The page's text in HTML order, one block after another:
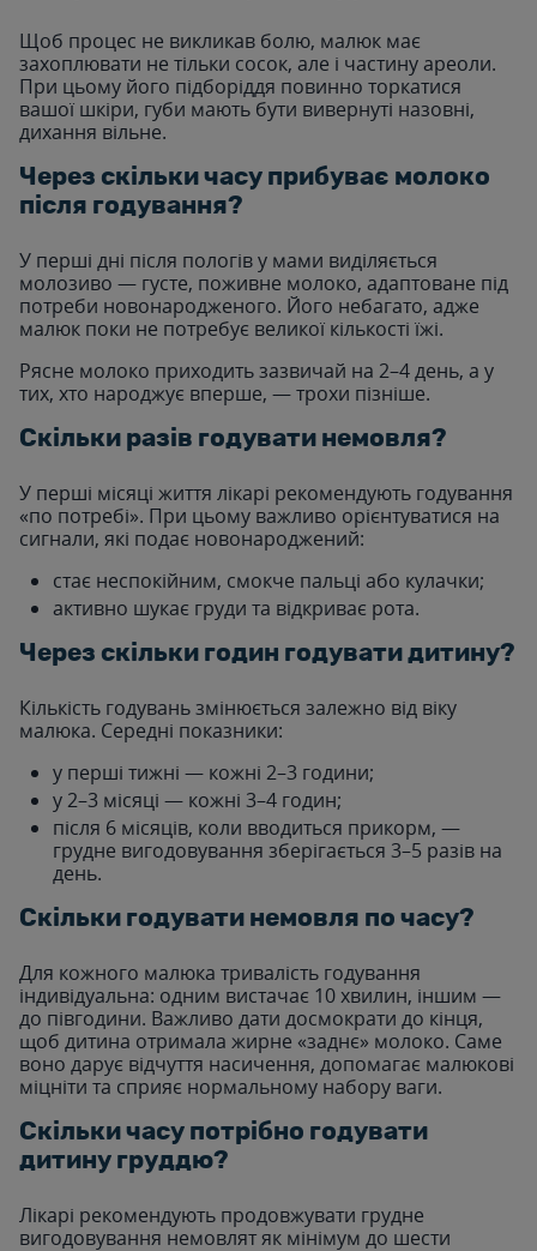
Щоб процес не викликав болю, малюк має
захоплювати не тільки сосок, але і частину ареоли.
При цьому його підборіддя повинно торкатися
вашої шкіри, губи мають бути вивернуті назовні,
дихання вільне.
Через скільки часу прибуває молоко
після годування?
У перші дні після пологів у мами виділяється
молозиво — густе, поживне молоко, адаптоване під
потреби новонародженого. Його небагато, адже
малюк поки не потребує великої кількості їжі.
Рясне молоко приходить зазвичай на 2–4 день, а у
тих, хто народжує вперше, — трохи пізніше.
Скільки разів годувати немовля?
У перші місяці життя лікарі рекомендують годування
«по потребі». При цьому важливо орієнтуватися на
сигнали, які подає новонароджений:
стає неспокійним, смокче пальці або кулачки;
активно шукає груди та відкриває рота.
Через скільки годин годувати дитину?
Кількість годувань змінюється залежно від віку
малюка. Середні показники:
у перші тижні — кожні 2–3 години;
у 2–3 місяці — кожні 3–4 годин;
після 6 місяців, коли вводиться прикорм, —
грудне вигодовування зберігається 3–5 разів на
день.
Скільки годувати немовля по часу?
Для кожного малюка тривалість годування
індивідуальна: одним вистачає 10 хвилин, іншим —
до півгодини. Важливо дати досмократи до кінця,
щоб дитина отримала жирне «заднє» молоко. Саме
воно дарує відчуття насичення, допомагає малюкові
міцніти та сприяє нормальному набору ваги.
Скільки часу потрібно годувати
дитину груддю?
Лікарі рекомендують продовжувати грудне
вигодовування немовлят як мінімум до шести